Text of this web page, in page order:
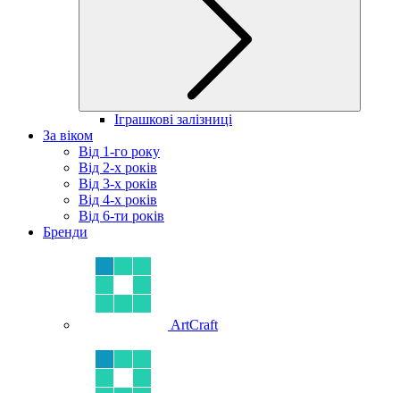
Іграшкові залізниці
За віком
Від 1-го року
Від 2-х років
Від 3-х років
Від 4-х років
Від 6-ти років
Бренди
ArtCraft